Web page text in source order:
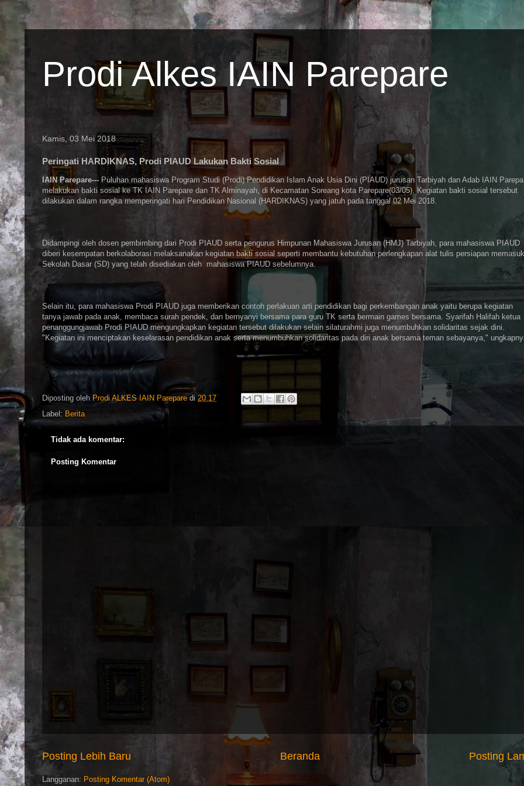
Prodi Alkes IAIN Parepare
Kamis, 03 Mei 2018
Peringati HARDIKNAS, Prodi PIAUD Lakukan Bakti Sosial
IAIN Parepare--- Puluhan mahasiswa Program Studi (Prodi) Pendidikan Islam Anak Usia Dini (PIAUD) jurusan Tarbiyah dan Adab IAIN
melakukan bakti sosial ke TK IAIN Parepare dan TK Alminayah, di Kecamatan Soreang kota Parepare(03/05). Kegiatan bakti sosial tersebut
dilakukan dalam rangka memperingati hari Pendidikan Nasional (HARDIKNAS) yang jatuh pada tanggal 02 Mei 2018.
Didampingi oleh dosen pembimbing dari Prodi PIAUD serta pengurus Himpunan Mahasiswa Jurusan (HMJ) Tarbiyah, para mahasiswa PIAUD
diberi kesempatan berkolaborasi melaksanakan kegiatan bakti sosial seperti membantu kebutuhan perlengkapan alat tulis persiapan
Sekolah Dasar (SD) yang telah disediakan oleh mahasiswa PIAUD sebelumnya.
Selain itu, para mahasiswa Prodi PIAUD juga memberikan contoh perlakuan arti pendidikan bagi perkembangan anak yaitu berupa kegiatan
tanya jawab pada anak, membaca surah pendek, dan bernyanyi bersama para guru TK serta bermain games bersama. Syarifah Halifah ketua
penanggungjawab Prodi PIAUD mengungkapkan kegiatan tersebut dilakukan selain silaturahmi juga menumbuhkan solidaritas sejak dini.
"Kegiatan ini menciptakan keselarasan pendidikan anak serta menumbuhkan solidaritas pada diri anak bersama teman sebayanya,"
Diposting oleh Prodi ALKES IAIN Parepare di 20.17
Label: Berita
Tidak ada komentar:
Posting Komentar
Posting Lebih Baru Posting
Beranda
Langganan: Posting Komentar (Atom)